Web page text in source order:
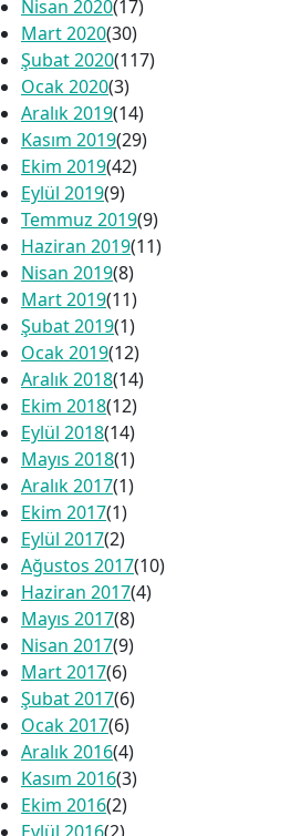
Nisan 2020(17)
Mart 2020(30)
Şubat 2020(117)
Ocak 2020(3)
Aralık 2019(14)
Kasım 2019(29)
Ekim 2019(42)
Eylül 2019(9)
Temmuz 2019(9)
Haziran 2019(11)
Nisan 2019(8)
Mart 2019(11)
Şubat 2019(1)
Ocak 2019(12)
Aralık 2018(14)
Ekim 2018(12)
Eylül 2018(14)
Mayıs 2018(1)
Aralık 2017(1)
Ekim 2017(1)
Eylül 2017(2)
Ağustos 2017(10)
Haziran 2017(4)
Mayıs 2017(8)
Nisan 2017(9)
Mart 2017(6)
Şubat 2017(6)
Ocak 2017(6)
Aralık 2016(4)
Kasım 2016(3)
Ekim 2016(2)